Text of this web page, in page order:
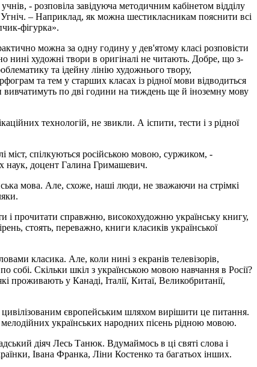
- розповіла завідуюча методичним кабінетом відділу
– Наприклад, як можна шестикласникам пояснити всі
фігурка».
можна за одну годину у дев'ятому класі розповісти
нині художні твори в оригіналі не читають. Добре, що з-
та ідейну лінію художнього твору,
та тем у старших класах із рідної мови відводиться
по дві години на тиждень ще й іноземну мову
технологій, не звикли. А іспити, тести і з рідної
міст, спілкуються російською мовою, суржиком, -
наук, доцент Галина Гримашевич.
мова. Але, схоже, наші люди, не зважаючи на стрімкі
і прочитати справжню, високохудожню українську книгу,
стоять, переважно, книги класиків української
класика. Але, коли нині з екранів телевізорів,
собі. Скільки шкіл з українською мовою навчання в Росії?
проживають у Канаді, Італії, Китаї, Великобританії,
цивілізованим європейським шляхом вирішити це питання.
українських народних пісень рідною мовою.
діяч Лесь Танюк. Вдумаймось в ці святі слова і
Івана Франка, Ліни Костенко та багатьох інших.